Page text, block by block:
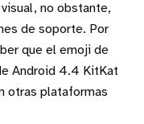
no obstante,
de soporte. Por
que el emoji de
Android 4.4 KitKat
otras plataformas